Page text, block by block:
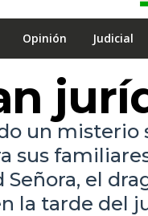
Opinión Judicial
un misterio
sus
Señora, el
la tarde del